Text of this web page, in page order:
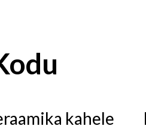
kahele